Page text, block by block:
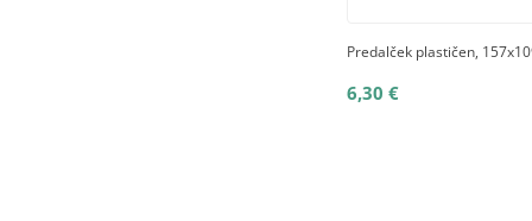
Predalček plastičen,
6,30 €